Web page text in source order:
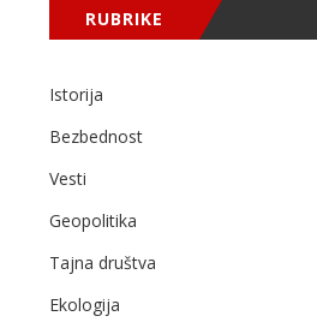
RUBRIKE
Istorija
Bezbednost
Vesti
Geopolitika
Tajna društva
Ekologija